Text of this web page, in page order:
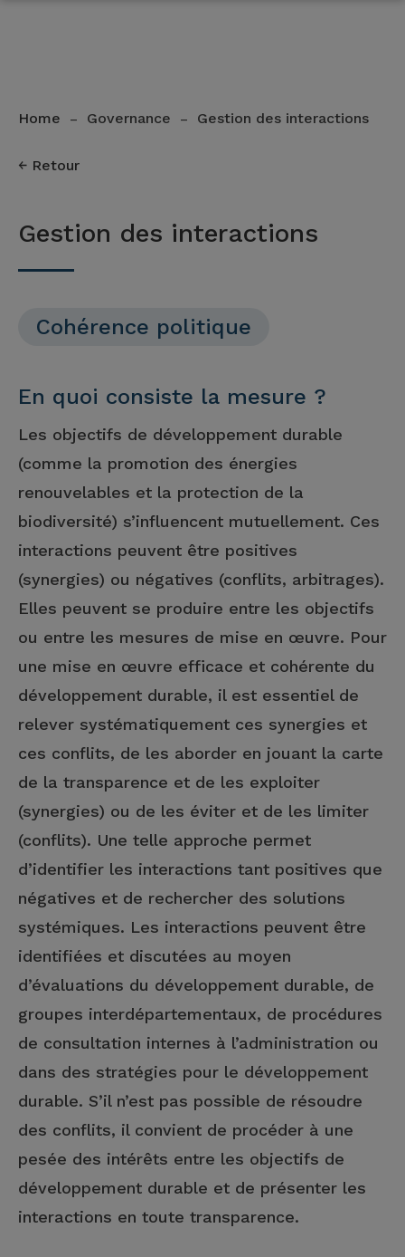
Home – Governance – Gestion des interactions
Retour
Gestion des interactions
Cohérence politique
En quoi consiste la mesure ?
Les objectifs de développement durable
(comme la promotion des énergies
renouvelables et la protection de la
biodiversité) s’influencent mutuellement. Ces
interactions peuvent être positives
(synergies) ou négatives (conflits, arbitrages).
Elles peuvent se produire entre les objectifs
ou entre les mesures de mise en œuvre. Pour
une mise en œuvre efficace et cohérente du
développement durable, il est essentiel de
relever systématiquement ces synergies et
ces conflits, de les aborder en jouant la carte
de la transparence et de les exploiter
(synergies) ou de les éviter et de les limiter
(conflits). Une telle approche permet
d’identifier les interactions tant positives que
négatives et de rechercher des solutions
systémiques. Les interactions peuvent être
identifiées et discutées au moyen
d’évaluations du développement durable, de
groupes interdépartementaux, de procédures
de consultation internes à l’administration ou
dans des stratégies pour le développement
durable. S’il n’est pas possible de résoudre
des conflits, il convient de procéder à une
pesée des intérêts entre les objectifs de
développement durable et de présenter les
interactions en toute transparence.